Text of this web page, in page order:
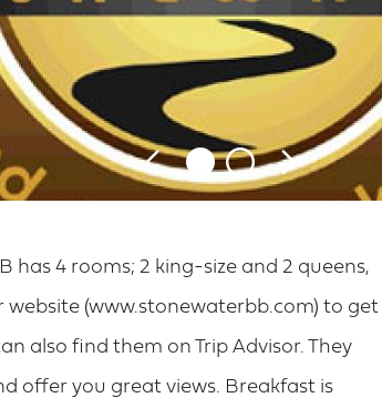
has 4 rooms; 2 king-size and 2 queens,
(www.stonewaterbb.com) to get
also find them on Trip Advisor. They
offer you great views. Breakfast is